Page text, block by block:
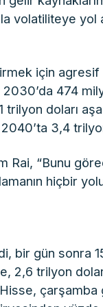
volatiliteye
için agresif
474
doları
3,4
Rai, “Bunu
hiçbir
bir gün sonra
2,6 trilyon
çarşamba